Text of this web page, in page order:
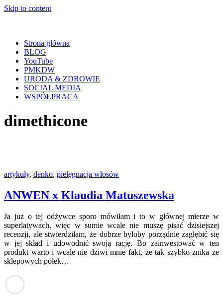
Skip to content
Strona główna
BLOG
YouTube
PMKDW
URODA & ZDROWIE
SOCIAL MEDIA
WSPÓŁPRACA
dimethicone
artykuły, denko, pielęgnacja włosów
ANWEN x Klaudia Matuszewska
Ja już o tej odżywce sporo mówiłam i to w głównej mierze w
superlatywach, więc w sumie wcale nie muszę pisać dzisiejszej
recenzji, ale stwierdziłam, że dobrze byłoby porządnie zagłębić się
w jej skład i udowodnić swoją rację. Bo zainwestować w ten
produkt warto i wcale nie dziwi mnie fakt, że tak szybko znika ze
sklepowych półek…